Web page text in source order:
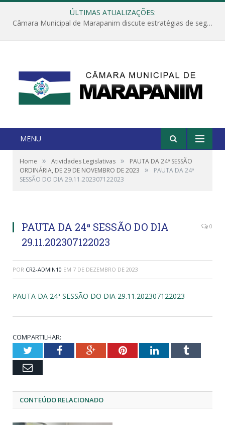
ÚLTIMAS ATUALIZAÇÕES:
Câmara Municipal de Marapanim discute estratégias de segurança com autoridades e poder executivo
MENU
Home » Atividades Legislativas »
PAUTA DA 24ª SESSÃO
ORDINÁRIA, DE 29 DE NOVEMBRO DE 2023
»
PAUTA DA 24ª
SESSÃO DO DIA 29.11.202307122023
PAUTA DA 24ª SESSÃO DO DIA
29.11.202307122023
0
POR CR2-ADMIN10 EM 7 DE DEZEMBRO DE 2023
PAUTA DA 24ª SESSÃO DO DIA 29.11.202307122023
COMPARTILHAR:
TwitterFacebookGoogle+PinterestLinkedInTumblr
Email
CONTEÚDO RELACIONADO